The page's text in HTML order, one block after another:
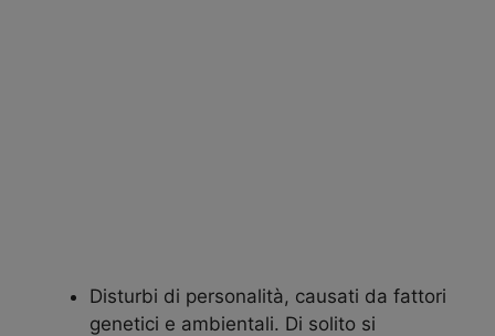
Disturbi di personalità, causati da fattori
genetici e ambientali. Di solito si